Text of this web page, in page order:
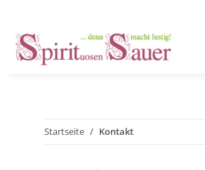
Startseite Kontakt